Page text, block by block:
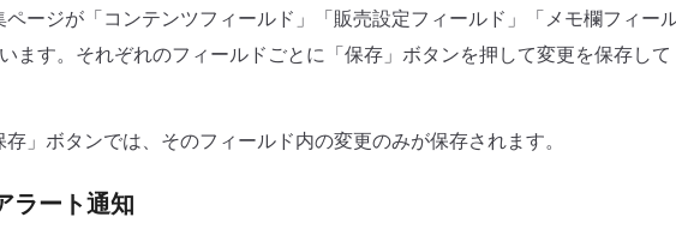
ージが「コンテンツフィールド」「販売設定フィールド」「メモ欄フィー
ます。それぞれのフィールドごとに「保存」ボタンを押して変更を保存して
」ボタンでは、そのフィールド内の変更のみが保存されます。
ラート通知